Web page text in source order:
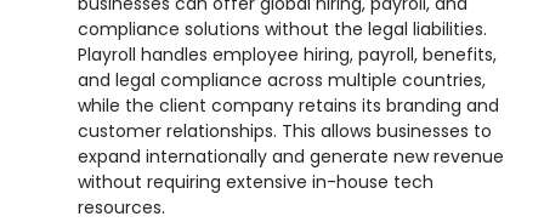
compliance solutions without the legal liabilities.
Playroll handles employee hiring, payroll, benefits,
and legal compliance across multiple countries,
while the client company retains its branding and
customer relationships. This allows businesses to
expand internationally and generate new revenue
without requiring extensive in-house tech
resources.